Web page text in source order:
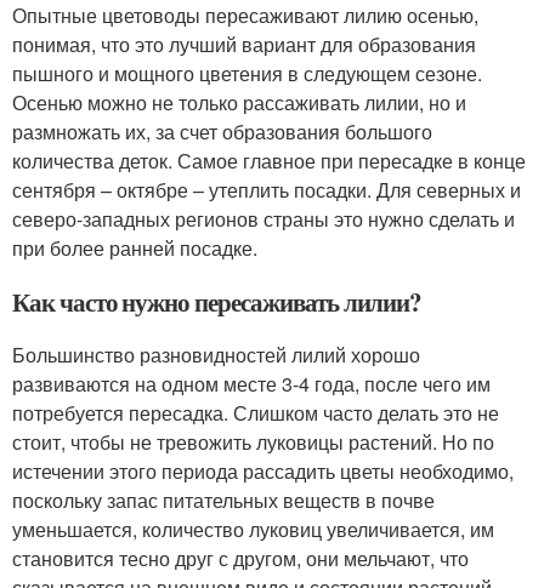
Опытные цветоводы пересаживают лилию осенью,
понимая, что это лучший вариант для образования
пышного и мощного цветения в следующем сезоне.
Осенью можно не только рассаживать лилии, но и
размножать их, за счет образования большого
количества деток. Самое главное при пересадке в конце
сентября – октябре – утеплить посадки. Для северных и
северо-западных регионов страны это нужно сделать и
при более ранней посадке.
Как часто нужно пересаживать лилии?
Большинство разновидностей лилий хорошо
развиваются на одном месте 3-4 года, после чего им
потребуется пересадка. Слишком часто делать это не
стоит, чтобы не тревожить луковицы растений. Но по
истечении этого периода рассадить цветы необходимо,
поскольку запас питательных веществ в почве
уменьшается, количество луковиц увеличивается, им
становится тесно друг с другом, они мельчают, что